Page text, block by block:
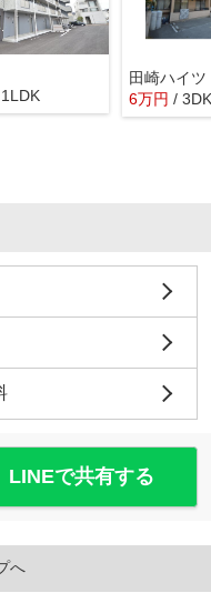
田崎ハイツ
6万円 / 3DK
LINEで共有する
へ